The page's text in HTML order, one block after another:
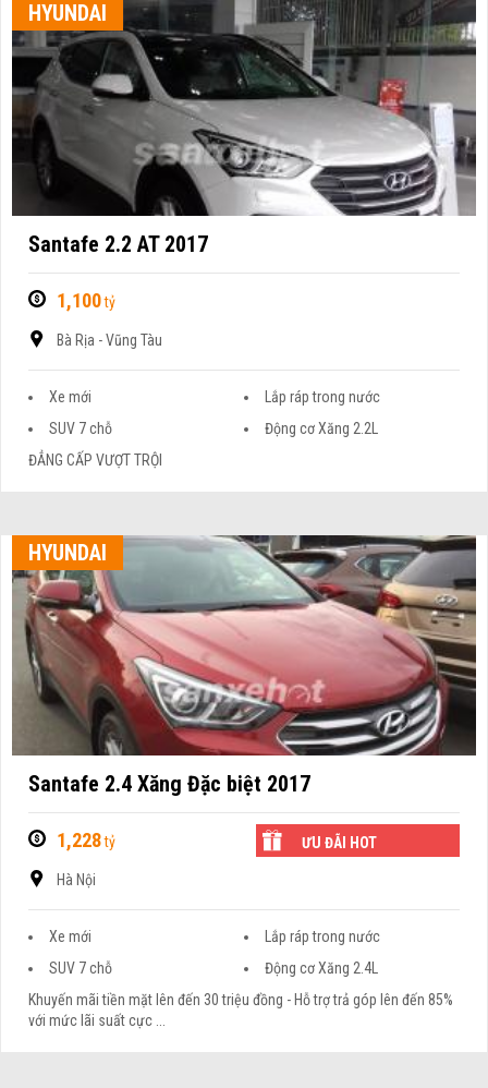
HYUNDAI
Santafe 2.2 AT 2017
1,100tỷ
Bà Rịa - Vũng Tàu
Xe mới
Lắp ráp trong nước
SUV 7 chỗ
Động cơ Xăng 2.2L
ĐẲNG CẤP VƯỢT TRỘI
HYUNDAI
Santafe 2.4 Xăng Đặc biệt 2017
1,228tỷ ƯU ĐÃI HOT
Hà Nội
Xe mới
Lắp ráp trong nước
SUV 7 chỗ
Động cơ Xăng 2.4L
Khuyến mãi tiền mặt lên đến 30 triệu đồng - Hỗ trợ trả góp lên đến 85%
với mức lãi suất cực ...